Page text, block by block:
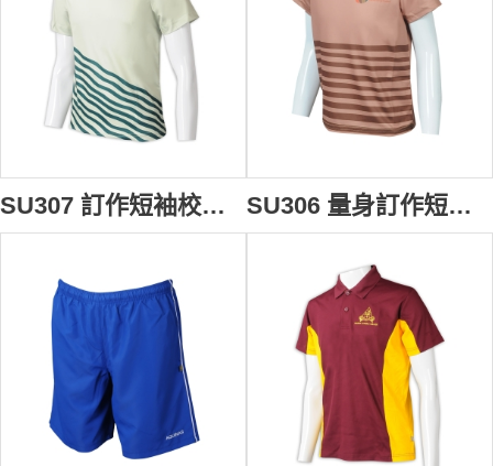
SU307 訂作短袖校服熱升華T恤 自製圓領印LOGO熱升華 校服供應商 HK 國際學校 預備班 SU306 量身訂作短袖校服熱升華T恤 自製圓領印LOGO熱升華 校服供應商 HK EIS INTERNATIONAL PRESCHOOL 100%滌